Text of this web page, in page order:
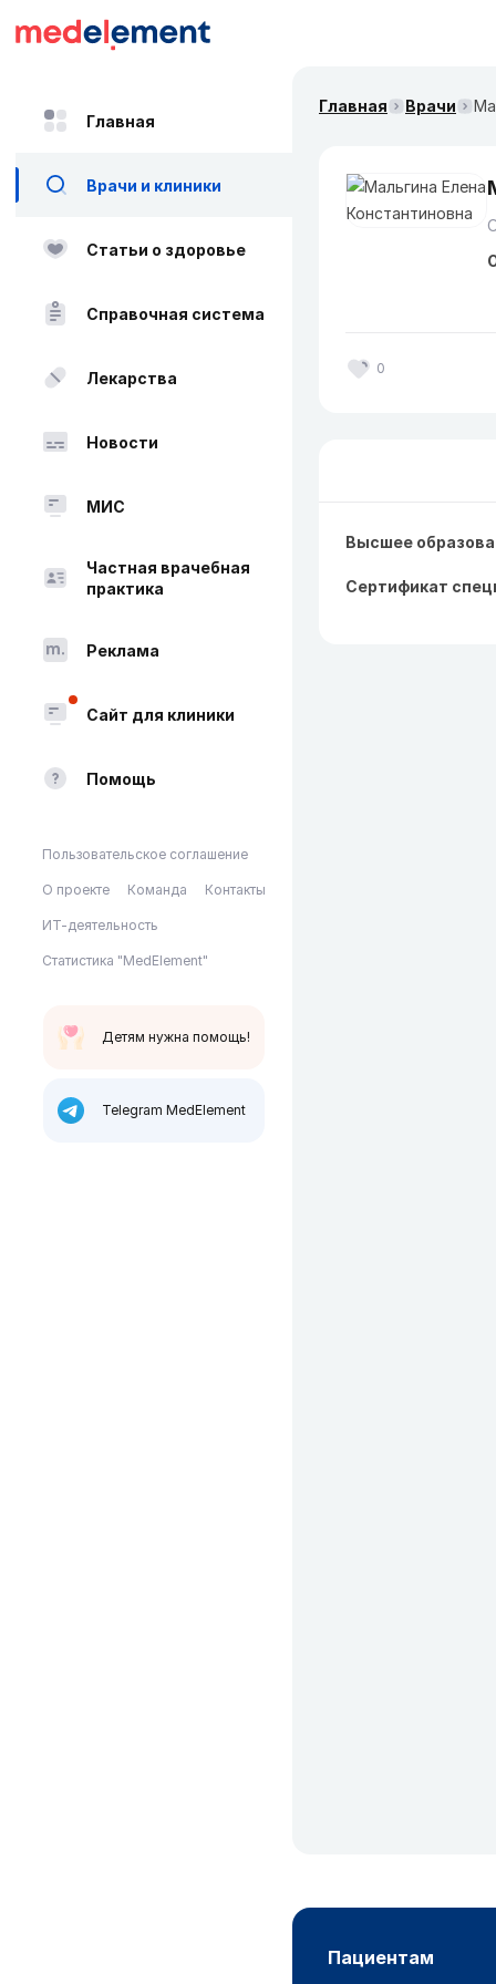
Главная
Врачи и клиники
Статьи о здоровье
Справочная система
Лекарства
Новости
МИС
Частная врачебная
практика
Реклама
Сайт для клиники
Помощь
Пользовательское соглашение
О проекте Команда Контакты
ИТ-деятельность
Статистика "MedElement"
Детям нужна помощь!
Telegram MedElement
Главная Врачи
0
Высшее
Сертификат
пациентам